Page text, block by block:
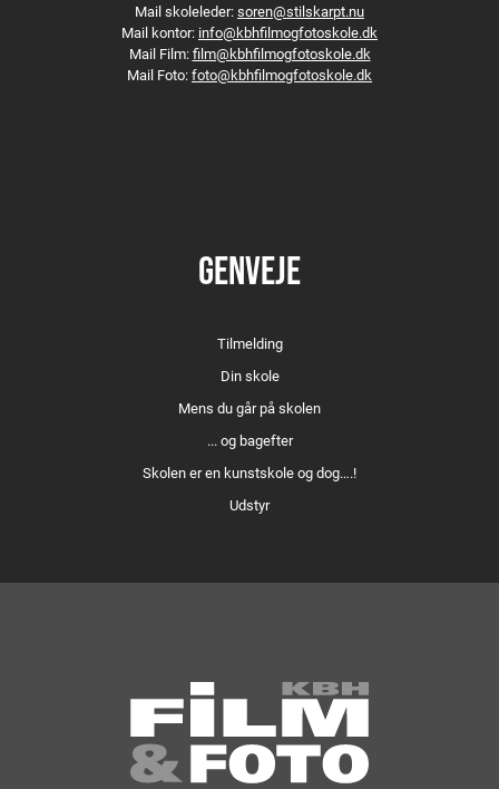
Mail skoleleder:soren@stilskarpt.nu
Mail kontor: info@kbhfilmogfotoskole.dk
Mail Film:film@kbhfilmogfotoskole.dk
Mail Foto:foto@kbhfilmogfotoskole.dk
GENVEJE
Tilmelding
Din skole
Mens du går på skolen
... og bagefter
Skolen er en kunstskole og dog….!
Udstyr